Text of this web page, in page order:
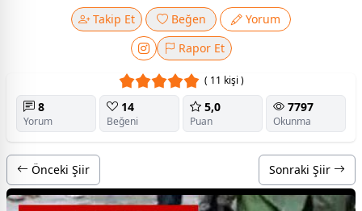
Takip Et Beğen
Yorum
Rapor Et
( 11 kişi )
8
Yorum
14
Beğeni
5,0
Puan
7797
Okunma
Önceki Şiir Sonraki Şiir